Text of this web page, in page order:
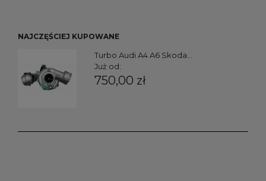
NAJCZĘŚCIEJ KUPOWANE
Turbo Audi A4 A6 Skoda...
Już od:
750,00 zł